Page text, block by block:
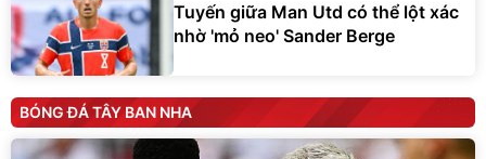
Tuyến giữa Man Utd có thể lột xác
nhờ 'mỏ neo' Sander Berge
BÓNG ĐÁ TÂY BAN NHA